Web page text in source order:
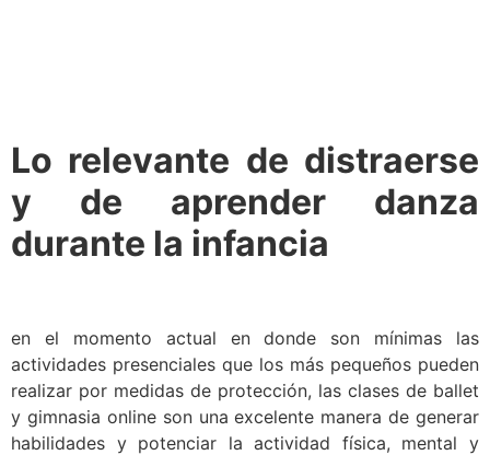
Lo relevante de distraerse
y de aprender danza
durante la infancia
en el momento actual en donde son mínimas las
actividades presenciales que los más pequeños pueden
realizar por medidas de protección, las clases de ballet
y gimnasia online son una excelente manera de generar
habilidades y potenciar la actividad física, mental y